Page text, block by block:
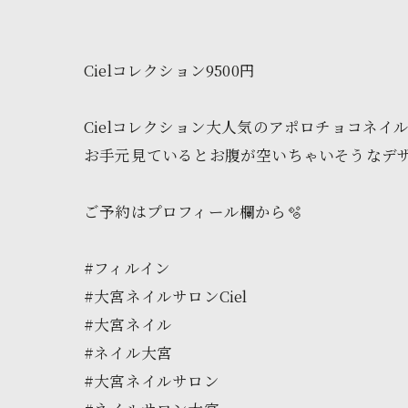
Cielコレクション9500円
Cielコレクション大人気のアポロチョコネイ
お手元見ているとお腹が空いちゃいそうなデ
ご予約はプロフィール欄から🫧
#フィルイン
#大宮ネイルサロンCiel
#大宮ネイル
#ネイル大宮
#大宮ネイルサロン